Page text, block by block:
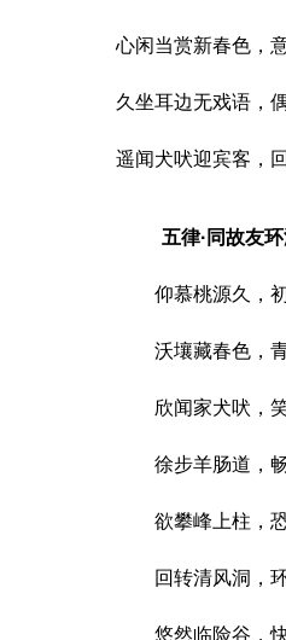
心闲当赏新春色，
久坐耳边无戏语，
遥闻犬吠迎宾客，
五律·同故友
仰慕桃源久，
沃壤藏春色，
欣闻家犬吠，
徐步羊肠道，
欲攀峰上柱，
回转清风洞，
悠然临险谷，